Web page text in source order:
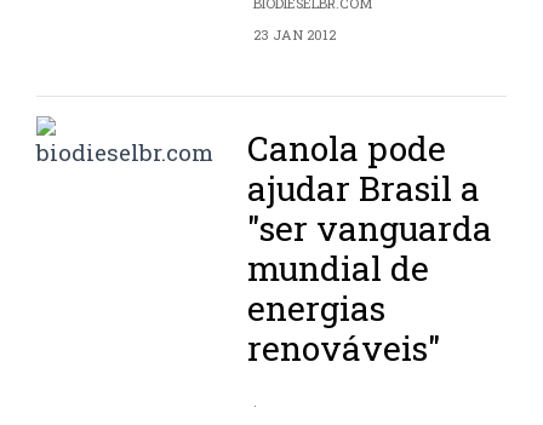
23 JAN 2012
Canola pode
ajudar Brasil a
"ser vanguarda
mundial de
energias
renováveis"
.